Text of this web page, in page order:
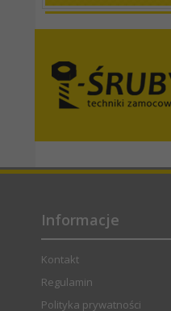
Informacje
Kontakt
Regulamin
Polityka prywatności